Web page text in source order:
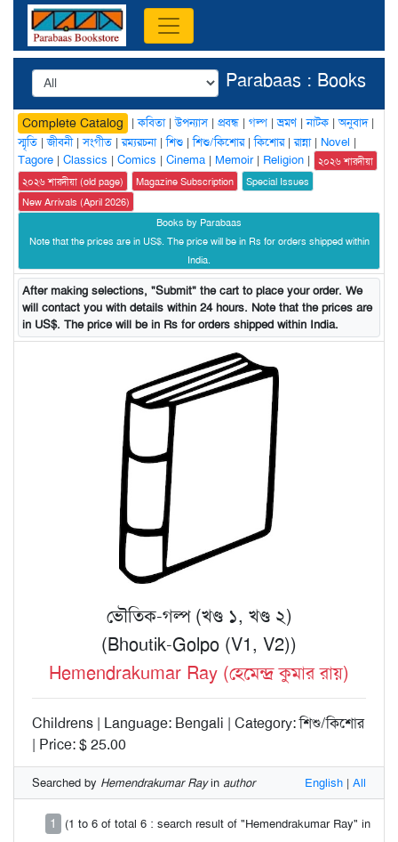
Parabaas : Books
Complete Catalog |কবিতা|উপন্যাস| প্রবন্ধ | গল্প |ভ্রমণ|নাটক |অনুবাদ|
স্মৃতি |জীবনী|সংগীত |রম্যরচনা|শিশু |শিশু/কিশোর|কিশোর|রান্না| Novel |
Tagore | Classics | Comics | Cinema | Memoir| Religion |
২০২৬ শারদীয়া
২০২৬ শারদীয়া (old page)
Magazine Subscription
Special Issues
New Arrivals (April 2026)
Books by Parabaas
Note that the prices are in US$. The price will be in Rs for orders shipped within
India.
After making selections, "Submit" the cart to place your order. We
will contact you with details within 24 hours. Note that the prices are
in US$. The price will be in Rs for orders shipped within India.
ভৌতিক-গল্প (খণ্ড ১, খণ্ড ২)
(Bhoutik-Golpo (V1, V2))
Hemendrakumar Ray (হেমেন্দ্র কুমার রায়)
Childrens | Language: Bengali | Category: শিশু/কিশোর
| Price: $ 25.00
Searched by Hemendrakumar Rayin author English | All
1
(1 to 6 of total 6 : search result of "Hemendrakumar Ray" in